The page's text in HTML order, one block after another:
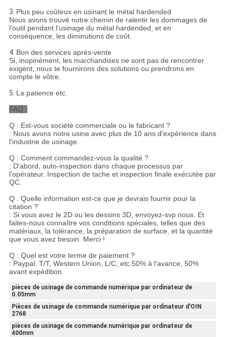
3. Plus peu coûteux en usinant le métal hardended
Nous avons trouvé notre chemin de ralentir les dommages de
l'outil pendant l'usinage du métal hardended, et en
conséquence, les diminutions de coût.
4. Bon des services après-vente
Si, inopinément, les marchandises ne sont pas de rencontrer
exigent, nous te fournirons des solutions ou prendrons en
compte le vôtre.
5. La patience etc.
FAQ :
Q : Est-vous société commerciale ou le fabricant ?
: Nous avons notre usine avec plus de 10 ans d'expérience dans
l'industrie de usinage.
Q : Comment commandez-vous la qualité ?
: D'abord, auto-inspection dans chaque processus par
l'opérateur. Inspection de tache et inspection finale exécutée par
QC.
Q : Quelle information est-ce que je devrais fournir pour la
citation ?
: Si vous avez le 2D ou les dessins 3D, envoyez-svp nous. Et
faites-nous connaître vos conditions spéciales, telles que des
matériaux, la tolérance, la préparation de surface, et la quantité
que vous avez besoin. Merci !
Q : Quel est votre terme de paiement ?
: Paypal, T/T, Western Union, L/C, etc.50% à l'avance, 50%
avant expédition.
pièces de usinage de commande numérique par ordinateur de
0.05mm
Pièces de usinage de commande numérique par ordinateur d'OIN
2768
pièces de usinage de commande numérique par ordinateur de
400mm